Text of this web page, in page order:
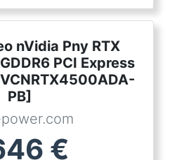
nVidia Pny RTX
PCI Express
PB]
€